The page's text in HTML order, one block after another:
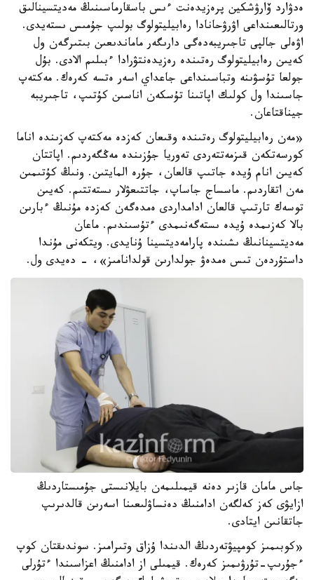
ەدۋارد ۆارۋشكين پرەزيدەنت ءىس باسقارماسىنىڭ مەديتسينالىق
ورتالىعىنداعى اۋرۋحانادا رەابيليتولوگ بولىپ جۇمىس ىستەيدى.
اۋەلى جالپى تاجىريبەدەگى دارىگەر ماماندىعىن بىتىرگەن ول
كەيىن رەابيليتولوگ رەتىندە رەزيدەنتۋرادا ءبىلىم الادى. بۇل
جولعا تۇسۋىنە وتباسىنداعى جاعداي اسەر ەتسە كەرەك. مەكتەپ
جاسىندا ول كولىك اپاتىنا تۇسكەن اناسىن كۇتىپ، تاجىريبە
جيناقتاعان.
«مەن رەابيليتولوگ رەتىندە وقىعان كەزدە مەكتەپ كەزىندە اناما
كورسەتكەن قىزمەتتەردى تەوريا جۇزىندە مەڭگەردىم. اپاتتان
كەيىن انام ۇيدە جاتىپ قالعان، جۇرە المايتىن. ونىڭ كۇتىمىن
مەن اتقاردىم. ماسساج جاساپ، جاتتىعۋلار ىستەتتىم. كەيىن
توسەك تارتىپ قالعان ادامداردى ەمدەگەن كەزدە مۇنىڭ ءبارىن
بالا كەزىمدە ۇيدە ىستەگەنىمدى ءتۇسىندىم. ماعان
مەديتسينانىڭ ىشىندە پارامەديتسينا ۇنايدى. ويتكەنى مۇندا
داستۇردەن تىس ەمدەۋ جولدارىن قولدانامىز»، - دەيدى ول.
جاس مامان قازىر دەنە قيمىلىمەن بايلانىستى جۇمىستاردىڭ
ازايۋى كەز كەلگەن ادامنىڭ دەنساۋلىعىنا اسەرىن قالدىرىپ
جاتقانىن ايتادى.
«كوبىمىز كومپيۋتەردىڭ الدىندا ۇزاق وتىرامىز. سوندىقتان كوپ
ءجۇرىپ-تۇرۋىمىز كەرەك. قيمىلى از ادامنىڭ اعزاسىندا ءتۇرلى